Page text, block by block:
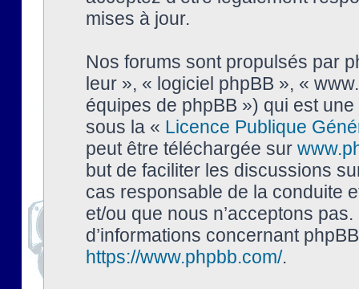
mises à jour.
Nos forums sont propulsés par
leur », « logiciel phpBB », «
équipes de phpBB ») qui est
sous la « Licence Publique
peut être téléchargée sur
but de faciliter les discussions
cas responsable de la conduite
et/ou que nous n’acceptons
d’informations concernant
https://www.phpbb.com/.